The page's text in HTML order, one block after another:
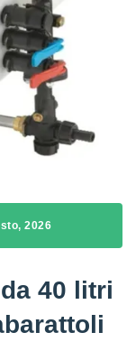
2026
40 litri